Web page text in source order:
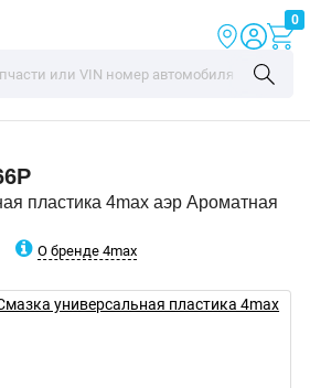
0
пластика 4max аэр Ароматная
О бренде 4max